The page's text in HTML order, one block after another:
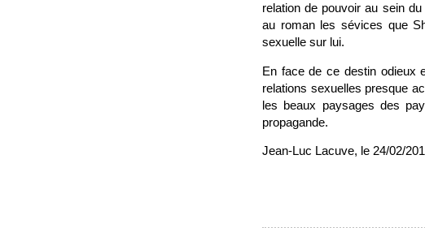
relation de pouvoir au sein
au roman les sévices que
sexuelle sur lui.
En face de ce destin odieux
relations sexuelles presque
les beaux paysages des
propagande.
Jean-Luc Lacuve, le 24/02/